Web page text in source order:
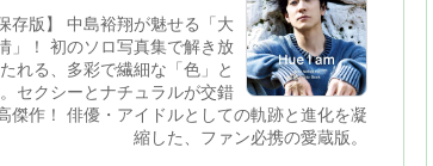
存版】 中島裕翔が魅せる「大
」！ 初のソロ写真集で解き放
たれる、多彩で繊細な「色」と
。セクシーとナチュラルが交錯
傑作！ 俳優・アイドルとしての軌跡と進化を凝
縮した、ファン必携の愛蔵版。